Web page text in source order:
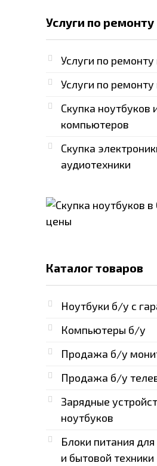
Услуги по ремонту
Услуги по ремонту
Услуги по
Скупка ноутбуков
компьютеров
Скупка
аудиотехники
Каталог товаров
Ноутбуки б/у с
Компьютеры б/у
Продажа б/у
Продажа б/у
Зарядные
ноутбуков
Блоки питания
и бытовой техники